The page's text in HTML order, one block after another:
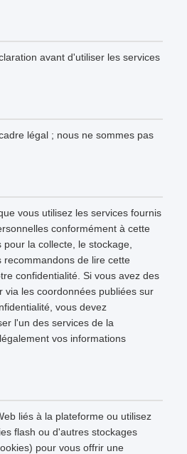
avant d'utiliser les services
légal ; nous ne sommes pas
vous utilisez les services fournis
conformément à cette
la collecte, le stockage,
recommandons de lire cette
confidentialité. Si vous avez des
via les coordonnées publiées sur
vous devez
l'un des services de la
vos informations
liés à la plateforme ou utilisez
flash ou d'autres stockages
pour vous offrir une